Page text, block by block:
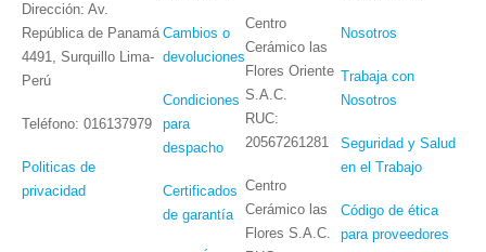
Dirección: Av.
República de Panamá
4491, Surquillo Lima-
Perú
Teléfono: 016137979
Politicas de
privacidad
Cambios o
devoluciones
Condiciones
para
despacho
Certificados
de garantía
Centro
Cerámico las
Flores Oriente
S.A.C.
RUC:
20567261281
Centro
Cerámico las
Flores S.A.C.
Nosotros
Trabaja con
Nosotros
Seguridad y Salud
en el Trabajo
Código de ética
para proveedores